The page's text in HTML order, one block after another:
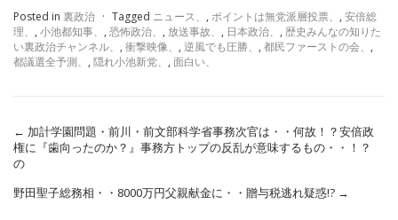
Posted in 裏政治 · Tagged ニュース、 , ポイントは無党派層投票、 , 安倍総
理、 , 小池都知事、 , 恐怖政治、 , 放送事故、 , 日本政治、 , 歴史みんなの知りた
い裏政治チャンネル、 , 衝撃映像、 , 逆風でも圧勝、 , 都民ファーストの会、 ,
都議選全予測、 , 隠れ小池新党、 , 面白い、
← 加計学園問題・前川・前文部科学省事務次官は・・何故！？安倍政
権に『歯向ったのか？』事務方トップの反乱が意味するもの・・！？
の
野田聖子総務相・・8000万円父親献金に・・贈与税逃れ疑惑!? →